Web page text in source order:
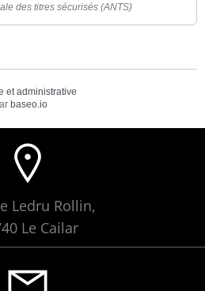
des titres sécurisés (ANTS)
et administrative
baseo.io
Ledru Rollin,
Le Cailar